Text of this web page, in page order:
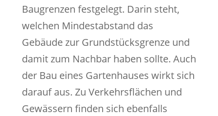
Baugrenzen festgelegt. Darin steht,
welchen Mindestabstand das
Gebäude zur Grundstücksgrenze und
damit zum Nachbar haben sollte. Auch
der Bau eines Gartenhauses wirkt sich
darauf aus. Zu Verkehrsflächen und
Gewässern finden sich ebenfalls